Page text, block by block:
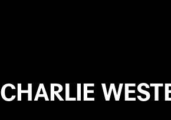
CHARLIE